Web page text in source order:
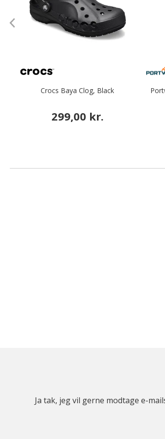
Crocs Baya Clog, Black
299,00 kr.
Ja tak, jeg vil gerne modtage e-